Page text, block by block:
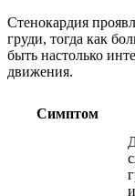
Стенокардия
груди, тогда как
быть настолько
движения.
Симптом